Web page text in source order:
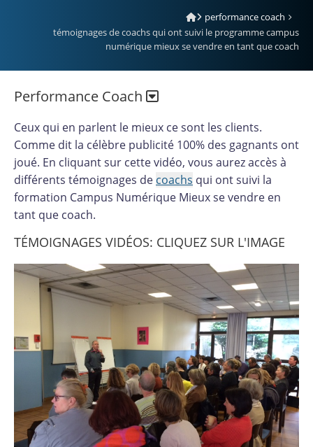
performance coach
témoignages de coachs qui ont suivi le programme campus
numérique mieux se vendre en tant que coach
Performance Coach
Ceux qui en parlent le mieux ce sont les clients.
Comme dit la célèbre publicité 100% des gagnants ont
joué. En cliquant sur cette vidéo, vous aurez accès à
différents témoignages de coachs qui ont suivi la
formation Campus Numérique Mieux se vendre en
tant que coach.
TÉMOIGNAGES VIDÉOS: CLIQUEZ SUR L'IMAGE